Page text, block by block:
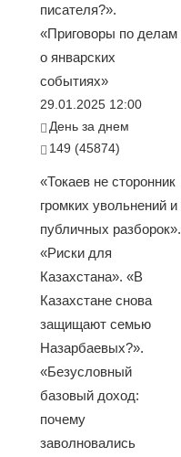
писателя?».
«Приговоры по делам
о январских
событиях»
29.01.2025 12:00
День за днем
149 (45874)
«Токаев не сторонник
громких увольнений и
публичных разборок».
«Риски для
Казахстана». «В
Казахстане снова
защищают семью
Назарбаевых?».
«Безусловный
базовый доход:
почему
заволновались